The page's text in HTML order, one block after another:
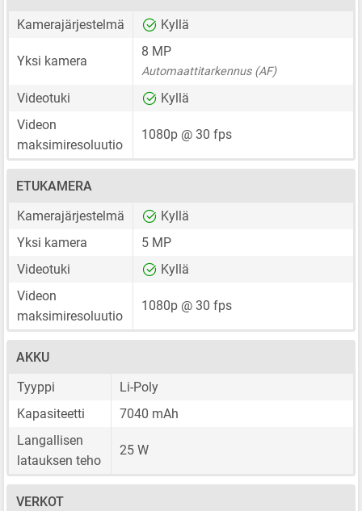
Kamerajärjestelmä
Kyllä
Yksi kamera
8 MP
Automaattitarkennus (AF)
Videotuki
Kyllä
Videon
maksimiresoluutio
1080p @ 30 fps
ETUKAMERA
Kamerajärjestelmä
Kyllä
Yksi kamera
5 MP
Videotuki
Kyllä
Videon
maksimiresoluutio
1080p @ 30 fps
AKKU
Tyyppi
Li-Poly
Kapasiteetti
7040 mAh
Langallisen
latauksen teho
25 W
VERKOT